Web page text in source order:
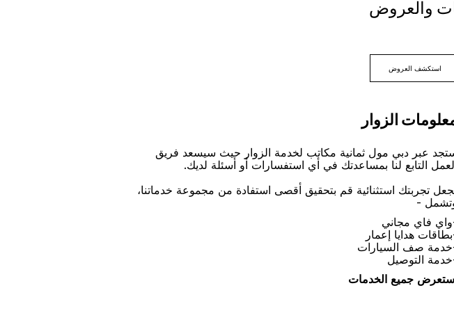
ﻭاﻟﻌﺮﻭﺽ
اﺳﺘﻜﺸﻒ اﻟﻌﺮﻭﺽ
اﻟﺰﻭاﺭ
ﻋﺒﺮ ﺩﺑﻲ ﻣﻮﻝ ﺛﻤﺎﻧﻴﺔ ﻣﻜﺎﺗﺐ ﻟﺨﺪﻣﺔ اﻟﺰﻭاﺭ ﺣﻴﺚ ﺳﻴﺴﻌﺪ ﻓﺮﻳﻖ
اﻟﺘﺎﺑﻊ ﻟﻨﺎ ﺑﻤﺴﺎﻋﺪﺗﻚ ﻓﻲ ﺃﻱ اﺳﺘﻔﺴﺎﺭاﺕ ﺃﻭ ﺃﺳﺌﻠﺔ ﻟﺪﻳﻚ.
ﺗﺠﺮﺑﺘﻚ اﺳﺘﺜﻨﺎﺋﻴﺔ ﻗﻢ ﺑﺘﺤﻘﻴﻖ ﺃﻗﺼﻰ اﺳﺘﻔﺎﺩﺓ ﻣﻦ ﻣﺠﻤﻮﻋﺔ ﺧﺪﻣﺎﺗﻨﺎ،
-
ﻓﺎﻱ ﻣﺠﺎﻧﻲ
ﻫﺪاﻳﺎ ﺇﻋﻤﺎﺭ
ﺻﻒ اﻟﺴﻴﺎﺭاﺕ
اﻟﺘﻮﺻﻴﻞ
ﺟﻤﻴﻊ اﻟﺨﺪﻣﺎﺕ